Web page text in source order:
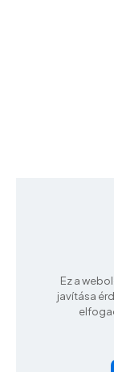
Ez a
javítása